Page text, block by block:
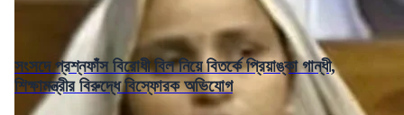
সংসদে প্রশ্নফাঁস বিরোধী বিল নিয়ে বিতর্কে প্রিয়াঙ্কা গান্ধী,
শিক্ষামন্ত্রীর বিরুদ্ধে বিস্ফোরক অভিযোগ